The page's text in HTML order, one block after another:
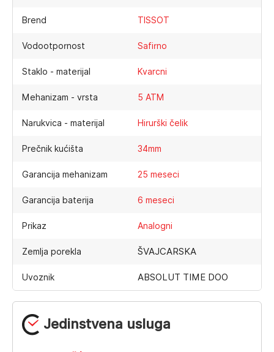
Jedinstvena usluga
Brend TISSOT
Vodootpornost Safirno
Staklo - materijal Kvarcni
Mehanizam - vrsta 5 ATM
Narukvica - materijal Hirurški čelik
Prečnik kućišta 34mm
Garancija mehanizam 25 meseci
Garancija baterija 6 meseci
Prikaz Analogni
Zemlja porekla ŠVAJCARSKA
Uvoznik ABSOLUT TIME DOO